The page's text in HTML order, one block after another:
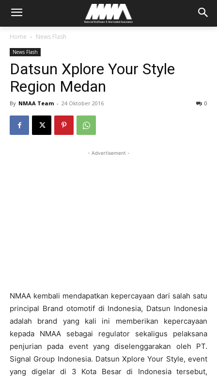
Home News Flash
News Flash
Datsun Xplore Your Style
Region Medan
By NMAA Team - 24 Oktober 2016 0
- Advertisement -
NMAA kembali mendapatkan kepercayaan dari salah satu
principal Brand otomotif di Indonesia, Datsun Indonesia
adalah brand yang kali ini memberikan kepercayaan
kepada NMAA sebagai regulator sekaligus pelaksana
penjurian pada event yang diselenggarakan oleh PT.
Signal Group Indonesia. Datsun Xplore Your Style, event
yang digelar di 3 Kota Besar di Indonesia tersebut,